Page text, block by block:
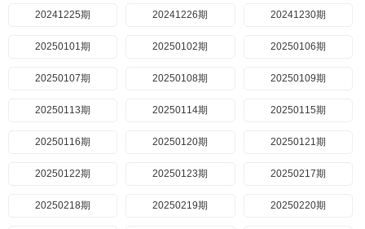
20241225期 20241226期 20241230期
20250101期 20250102期 20250106期
20250107期 20250108期 20250109期
20250113期 20250114期 20250115期
20250116期 20250120期 20250121期
20250122期 20250123期 20250217期
20250218期 20250219期 20250220期